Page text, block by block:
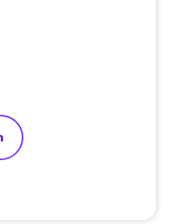
In dem durch
entstandenen
oder
Stoffwechsel
in den